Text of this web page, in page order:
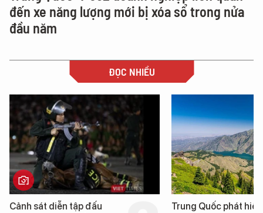
đến xe năng lượng mới bị xóa sổ trong nửa
đầu năm
ĐỌC NHIỀU
Trung Quốc phát hiện “mỏ
Loạt dự án bất động